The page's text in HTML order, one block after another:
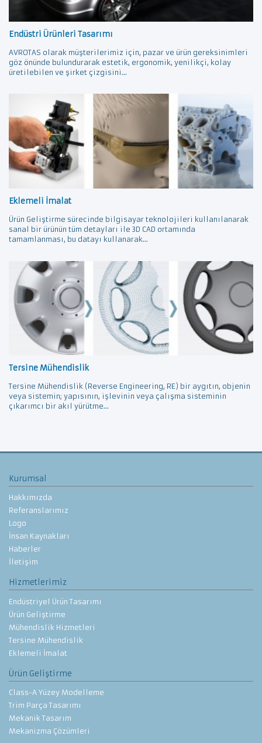
Endüstri Ürünleri Tasarımı
AVROTAS olarak müşterilerimiz için, pazar ve ürün gereksinimleri
göz önünde bulundurarak estetik, ergonomik, yenilikçi, kolay
üretilebilen ve şirket çizgisini...
Eklemeli İmalat
Ürün Geliştirme sürecinde bilgisayar teknolojileri kullanılanarak
sanal bir ürünün tüm detayları ile 3D CAD ortamında
tamamlanması, bu datayı kullanarak...
Tersine Mühendislik
Tersine Mühendislik (Reverse Engineering, RE) bir aygıtın, objenin
veya sistemin; yapısının, işlevinin veya çalışma sisteminin
çıkarımcı bir akıl yürütme...
Kurumsal
Hakkımızda
Referanslarımız
Logo
İnsan Kaynakları
Haberler
İletişim
Hizmetlerimiz
Endüstriyel Ürün Tasarımı
Ürün Geliştirme
Mühendislik Hizmetleri
Tersine Mühendislik
Eklemeli İmalat
Ürün Geliştirme
Class-A Yüzey Modelleme
Trim Parça Tasarımı
Mekanik Tasarım
Mekanizma Çözümleri